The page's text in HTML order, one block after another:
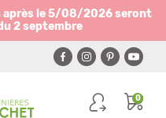
après le 5/08/2026 seront
2 septembre
0